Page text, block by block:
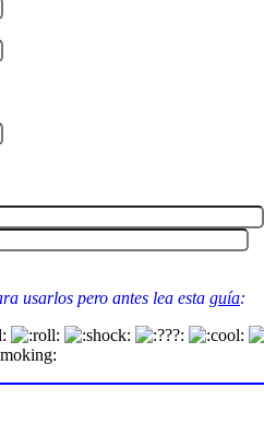
usarlos pero antes lea esta guía: